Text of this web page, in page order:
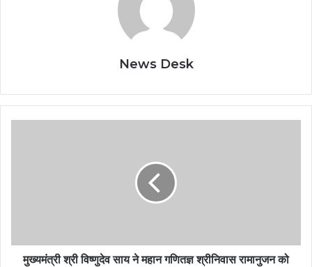
News Desk
मुख्यमंत्री श्री विष्णुदेव साय ने महान गणितज्ञ श्रीनिवास रामानुजन को